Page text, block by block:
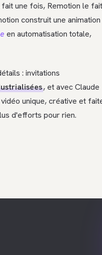
une fois, Remotion le fait
construit une animation
en automatisation totale,
: invitations
, et avec Claude
unique, créative et
d'efforts pour rien.